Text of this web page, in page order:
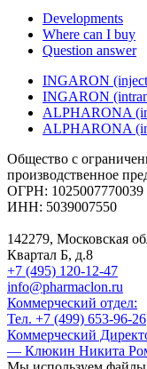
Developments
Where can I buy
Question answer
INGARON
INGARON
ALPHARONA
ALPHARONA
Общество с
производственное
ОГРН: 1025007770039
ИНН: 5039007550
142279, Московская
Квартал Б, д.8
+7 (495) 120-12-47
info@pharmaclon.ru
Коммерческий отдел:
Тел. +7 (499) 653-96-26
Коммерческий
— Клюкин Никита